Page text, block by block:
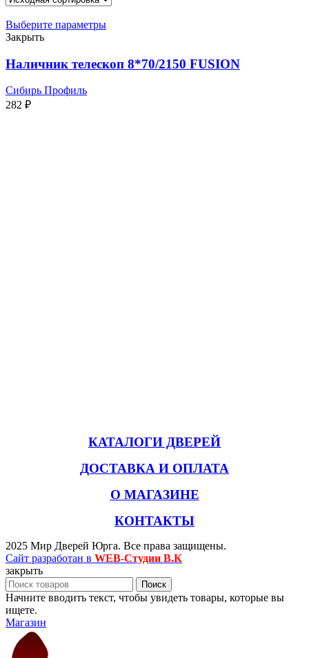
Выберите параметры
Закрыть
Наличник телескоп 8*70/2150 FUSION
Сибирь Профиль
282 ₽
КАТАЛОГИ ДВЕРЕЙ
ДОСТАВКА И ОПЛАТА
О МАГАЗИНЕ
КОНТАКТЫ
2025 Мир Дверей Юрга. Все права защищены.
Сайт разработан в WEB-Студии В.К
закрыть
Поиск
Начните вводить текст, чтобы увидеть товары, которые вы
ищете.
Магазин